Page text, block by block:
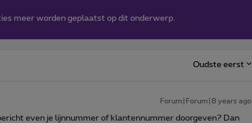
meer worden geplaatst op dit onderwerp.
Oudste eerst
Forum|Forum|8 years ago
even je lijnnummer of klantennummer doorgeven? Dan